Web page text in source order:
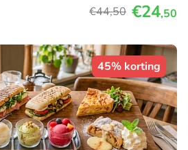
€44,50 €24,50
45% korting